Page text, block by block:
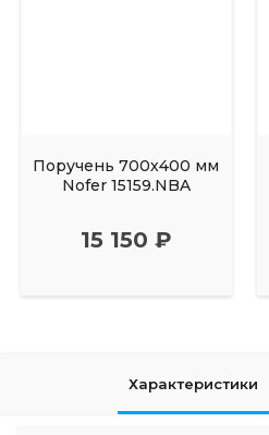
Поручень 700х400 мм
Nofer 15159.NBA
15 150 ₽
Характеристики